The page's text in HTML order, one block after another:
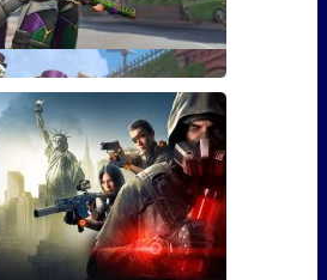
открыть скин Марди
из Overwatch
в Overwatch, то наверняка видели